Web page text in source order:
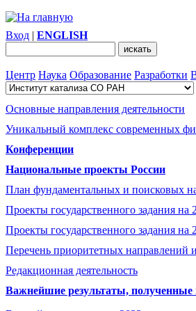
Вход | ENGLISH
Центр Наука Образование Разработки
Основные направления деятельности
Уникальный комплекс современных
Конференции
Национальные проекты России
План фундаментальных и поисковых
Проекты государственного задания на
Проекты государственного задания на
Перечень приоритетных
Редакционная деятельность
Важнейшие результаты, полученные